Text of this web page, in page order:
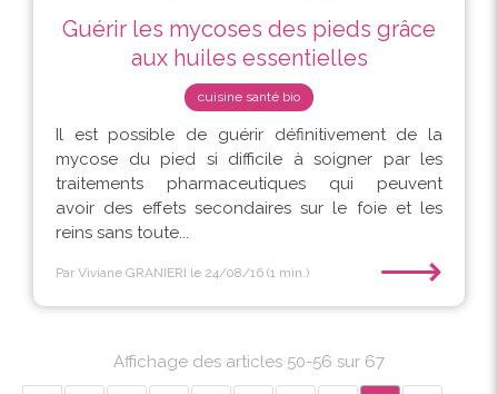
Guérir les mycoses des pieds grâce
aux huiles essentielles
cuisine santé bio
Il est possible de guérir définitivement de la
mycose du pied si difficile à soigner par les
traitements pharmaceutiques qui peuvent
avoir des effets secondaires sur le foie et les
reins sans toute...
Par Viviane GRANIERI le 24/08/16 (1 min.) ⟶
Affichage des articles 50-56 sur 67